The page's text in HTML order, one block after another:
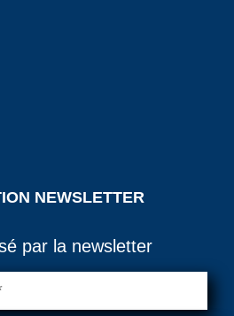
NEWSLETTER
par la newsletter